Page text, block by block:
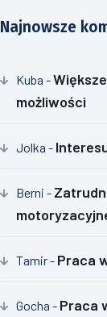
Najnowsze
Kuba -
możliwości
Jolka -
Berni -
Tamir- Praca
Gocha - Praca